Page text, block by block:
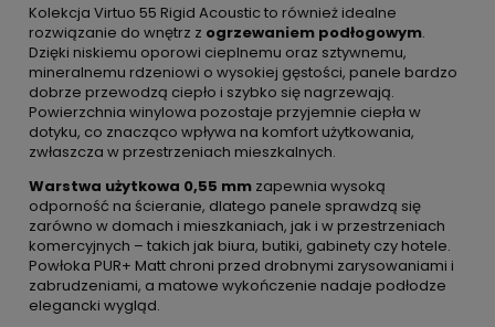
Kolekcja Virtuo 55 Rigid Acoustic to również idealne
rozwiązanie do wnętrz z ogrzewaniem podłogowym.
Dzięki niskiemu oporowi cieplnemu oraz sztywnemu,
mineralnemu rdzeniowi o wysokiej gęstości, panele bardzo
dobrze przewodzą ciepło i szybko się nagrzewają.
Powierzchnia winylowa pozostaje przyjemnie ciepła w
dotyku, co znacząco wpływa na komfort użytkowania,
zwłaszcza w przestrzeniach mieszkalnych.
Warstwa użytkowa 0,55 mm zapewnia wysoką
odporność na ścieranie, dlatego panele sprawdzą się
zarówno w domach i mieszkaniach, jak i w przestrzeniach
komercyjnych – takich jak biura, butiki, gabinety czy hotele.
Powłoka PUR+ Matt chroni przed drobnymi zarysowaniami i
zabrudzeniami, a matowe wykończenie nadaje podłodze
elegancki wygląd.